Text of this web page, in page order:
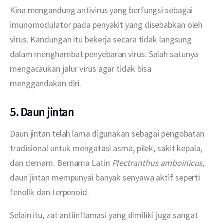
Kina mengandung antivirus yang berfungsi sebagai
imunomodulator pada penyakit yang disebabkan oleh
virus. Kandungan itu bekerja secara tidak langsung
dalam menghambat penyebaran virus. Salah satunya
mengacaukan jalur virus agar tidak bisa
menggandakan diri.
5. Daun jintan
Daun jintan telah lama digunakan sebagai pengobatan
tradisional untuk mengatasi asma, pilek, sakit kepala,
dan demam. Bernama Latin Plectranthus amboinicus,
daun jintan mempunyai banyak senyawa aktif seperti
fenolik dan terpenoid.
Selain itu, zat antiinflamasi yang dimiliki juga sangat